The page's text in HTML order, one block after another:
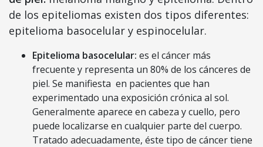
de los epiteliomas existen dos tipos diferentes:
epitelioma basocelular y espinocelular.
Epitelioma basocelular: es el cáncer más
frecuente y representa un 80% de los cánceres de
piel. Se manifiesta en pacientes que han
experimentado una exposición crónica al sol.
Generalmente aparece en cabeza y cuello, pero
puede localizarse en cualquier parte del cuerpo.
Tratado adecuadamente, éste tipo de cáncer tiene